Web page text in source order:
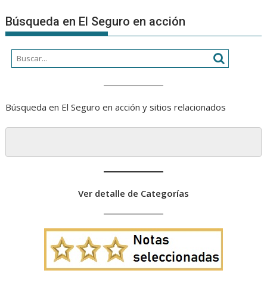
Búsqueda en El Seguro en acción
Búsqueda en El Seguro en acción y sitios relacionados
Ver detalle de Categorías